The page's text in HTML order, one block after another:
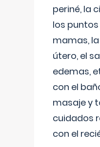
periné, la
los puntos
mamas,
útero, el
edemas,
con el
masaje y
cuidados
con el